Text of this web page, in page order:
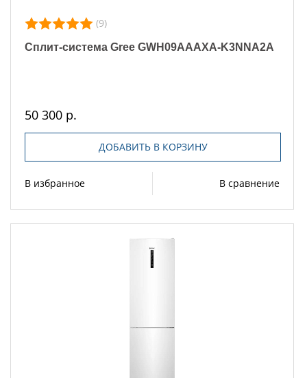
(9)
Сплит-система Gree GWH09AAAXA-K3NNA2A
50 300 р.
ДОБАВИТЬ В КОРЗИНУ
В избранное В сравнение